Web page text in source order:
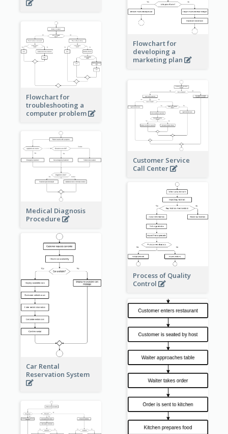
Flowchart for
developing a
marketing plan
Flowchart for
troubleshooting a
computer problem
Customer Service
Call Center
Medical Diagnosis
Procedure
Process of Quality
Control
Car Rental
Reservation System